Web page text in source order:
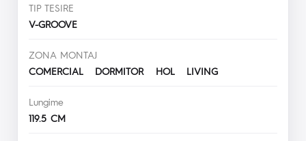
TIP TESIRE
V-GROOVE
ZONA MONTAJ
COMERCIAL DORMITOR HOL LIVING
Lungime
119.5 CM